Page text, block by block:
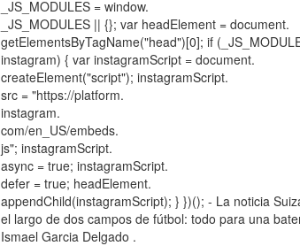
_JS_MODULES = window.
_JS_MODULES || {}; var headElement = document.
getElementsByTagName("head")[0]; if
instagram) { var instagramScript = document.
createElement("script"); instagramScript.
src = "https://platform.
instagram.
com/en_US/embeds.
js"; instagramScript.
async = true; instagramScript.
defer = true; headElement.
appendChild(instagramScript); } })(); - La noticia
el largo de dos campos de fútbol: todo para una
Ismael Garcia Delgado .